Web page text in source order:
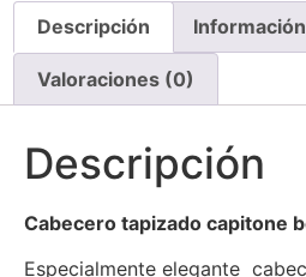
Descripción
Valoraciones (0)
Descripción
Cabecero tapizado capitone
Especialmente elegante